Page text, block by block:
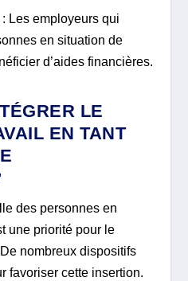
Les employeurs qui
en situation de
d’aides financières.
LE
EN TANT
des personnes en
une priorité pour le
nombreux dispositifs
favoriser cette insertion.